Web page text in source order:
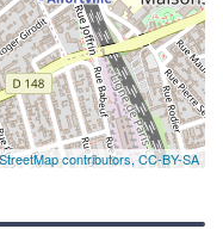
contributors, CC-BY-SA